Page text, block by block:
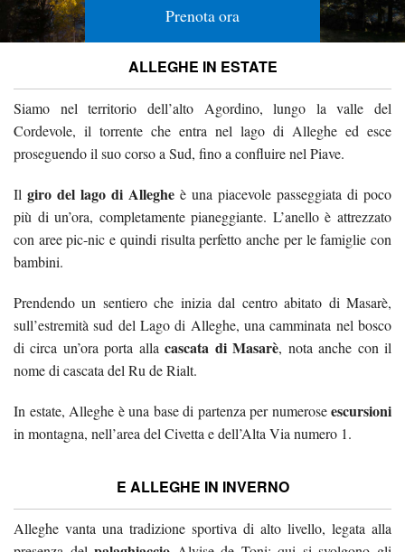
Prenota ora
ALLEGHE IN ESTATE
Siamo nel territorio dell’alto Agordino, lungo la valle del
Cordevole, il torrente che entra nel lago di Alleghe ed esce
proseguendo il suo corso a Sud, fino a confluire nel Piave.
Il giro del lago di Alleghe è una piacevole passeggiata di poco
più di un’ora, completamente pianeggiante. L’anello è attrezzato
con aree pic-nic e quindi risulta perfetto anche per le famiglie con
bambini.
Prendendo un sentiero che inizia dal centro abitato di Masarè,
sull’estremità sud del Lago di Alleghe, una camminata nel bosco
di circa un’ora porta allacascata di Masarè, nota anche con il
nome di cascata del Ru de Rialt.
In estate, Alleghe è una base di partenza per numeroseescursioni
in montagna, nell’area del Civetta e dell’Alta Via numero 1.
E ALLEGHE IN INVERNO
Alleghe vanta una tradizione sportiva di alto livello, legata alla